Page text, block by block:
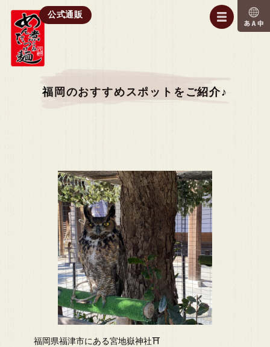
公式通販
福岡のおすすめスポットをご紹介♪
福岡県福津市にある宮地嶽神社⛩